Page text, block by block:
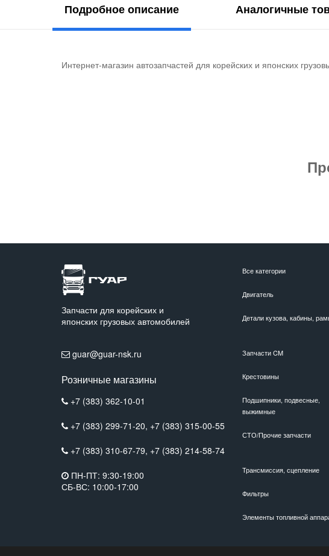
Подробное описание Аналогичные
Интернет-магазин автозапчастей для корейских и японских
Запчасти для корейских и
японских грузовых автомобилей
guar@guar-nsk.ru
Розничные магазины
+7 (383) 362-10-01
+7 (383) 299-71-20, +7 (383) 315-00-55
+7 (383) 310-67-79, +7 (383) 214-58-74
ПН-ПТ: 9:30-19:00
СБ-ВС: 10:00-17:00
Все категории
Двигатель
Детали кузова, кабины,
Запчасти CM
Крестовины
Подшипники, подвесные,
выжимные
СТО/Прочие запчасти
Трансмиссия, сцепление
Фильтры
Элементы топливной